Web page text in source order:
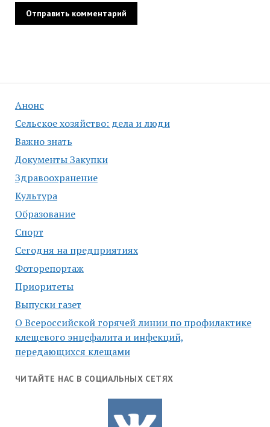
Анонс
Сельское хозяйство: дела и люди
Важно знать
Документы Закупки
Здравоохранение
Культура
Образование
Спорт
Сегодня на предприятиях
Фоторепортаж
Приоритеты
Выпуски газет
О Всероссийской горячей линии по профилактике
клещевого энцефалита и инфекций,
передающихся клещами
ЧИТАЙТЕ НАС В СОЦИАЛЬНЫХ СЕТЯХ